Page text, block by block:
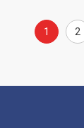
1 2